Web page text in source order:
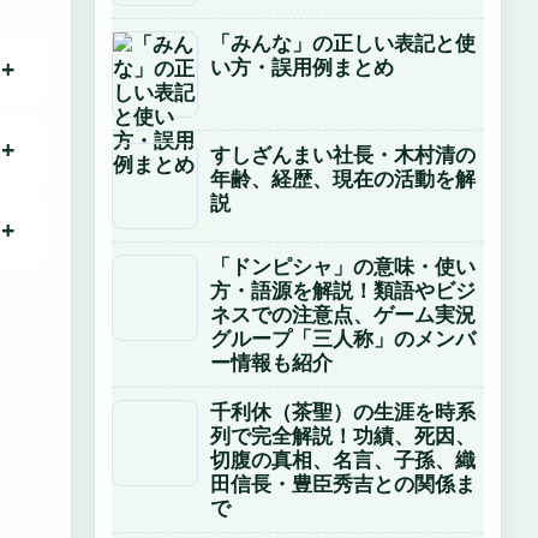
「みんな」の正しい表記と使
い方・誤用例まとめ
すしざんまい社長・木村清の
年齢、経歴、現在の活動を解
説
「ドンピシャ」の意味・使い
方・語源を解説！類語やビジ
ネスでの注意点、ゲーム実況
グループ「三人称」のメンバ
ー情報も紹介
千利休（茶聖）の生涯を時系
列で完全解説！功績、死因、
切腹の真相、名言、子孫、織
田信長・豊臣秀吉との関係ま
で